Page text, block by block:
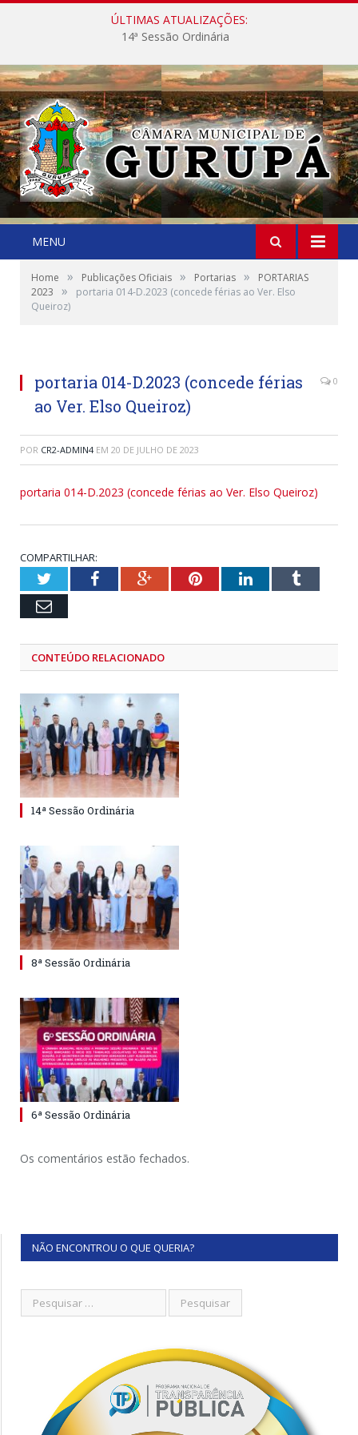
ÚLTIMAS ATUALIZAÇÕES:
14ª Sessão Ordinária
MENU
Home » Publicações Oficiais » Portarias »
PORTARIAS
2023
»
portaria 014-D.2023 (concede férias ao Ver. Elso
Queiroz)
portaria 014-D.2023 (concede férias
ao Ver. Elso Queiroz)
0
POR CR2-ADMIN4 EM 20 DE JULHO DE 2023
portaria 014-D.2023 (concede férias ao Ver. Elso Queiroz)
COMPARTILHAR:
TwitterFacebookGoogle+PinterestLinkedInTumblr
Email
CONTEÚDO RELACIONADO
14ª Sessão Ordinária
8ª Sessão Ordinária
6ª Sessão Ordinária
Os comentários estão fechados.
NÃO ENCONTROU O QUE QUERIA?